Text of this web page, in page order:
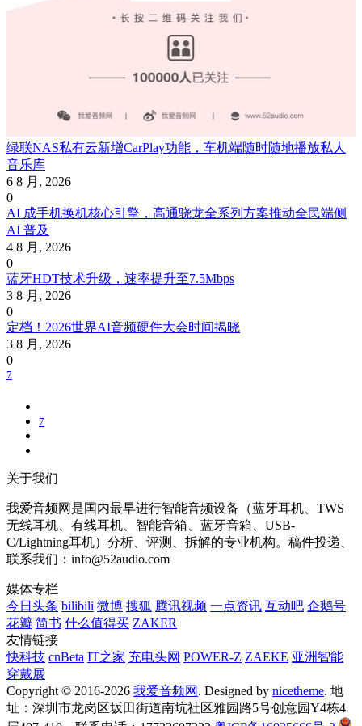
绿联NAS私有云新增CarPlay功能，车机端随时随地播放私人
音乐库
6 8 月, 2026
0
AI 成手机换机核心引擎，高通骁龙全系列方案推动全民端侧
AI 普及
4 8 月, 2026
0
蓝牙HDT技术升级，速率提升至7.5Mbps
3 8 月, 2026
0
定档！2026世界AI音频硬件大会时间揭晓
3 8 月, 2026
0
7
7
关于我们
我爱音频网是国内最早进行智能音频设备（蓝牙耳机、TWS
无线耳机、有线耳机、智能音箱、蓝牙音箱、USB-
C/Lightning耳机）分析、评测、拆解的专业机构。稿件投递、
联系我们：info@52audio.com
媒体专栏
今日头条 bilibili 微博 搜狐 腾讯视频 一点资讯 互动吧 企鹅号
花瓣 简书 什么值得买 ZAKER
友情链接
快科技 cnBeta IT之家 充电头网 POWER-Z ZAEKE 亚洲智能
穿戴展
Copyright © 2016-2026 我爱音频网 . Designed by nicetheme. 地
址：深圳市龙岗区坂田街道南坑社区雅园路5号创意园Y4栋4